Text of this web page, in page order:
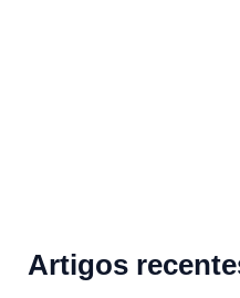
Artigos